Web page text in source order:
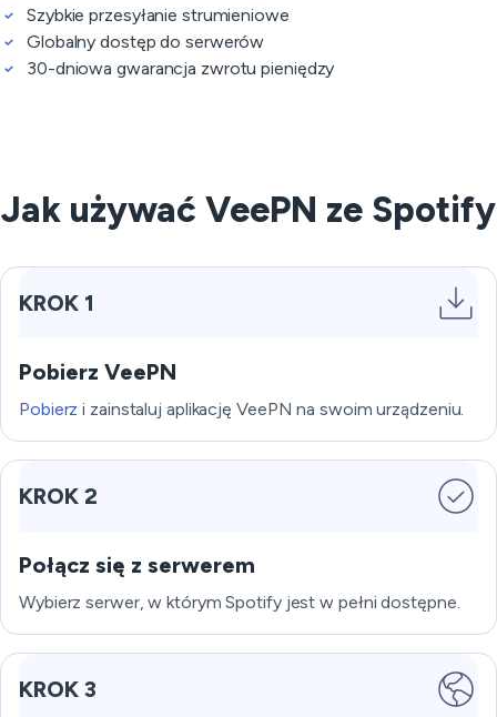
Szybkie przesyłanie strumieniowe
Globalny dostęp do serwerów
30-dniowa gwarancja zwrotu pieniędzy
Jak używać VeePN ze Spotify
KROK 1
Pobierz VeePN
Pobierz i zainstaluj aplikację VeePN na swoim urządzeniu.
KROK 2
Połącz się z serwerem
Wybierz serwer, w którym Spotify jest w pełni dostępne.
KROK 3